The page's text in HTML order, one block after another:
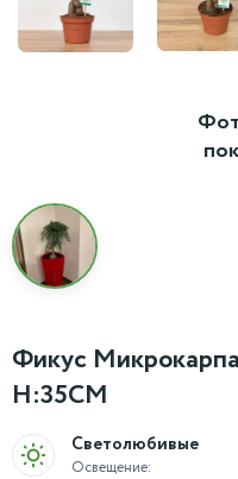
Фикус
H:35CM
Освещение:
Светолюбивые